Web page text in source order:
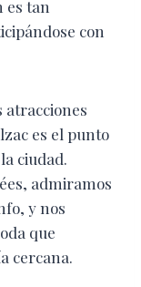
es tan
con
atracciones
es el punto
ciudad.
admiramos
y nos
que
cercana.